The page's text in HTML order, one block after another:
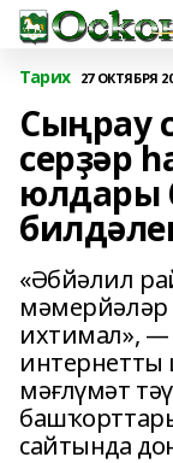
Тарих 27 ОКТЯБРЯ
Сыңрау
серҙәр
юлдары
«Әбйәлил
мәмерйәләр
ихтимал», —
интернетты
мәғлүмәт
сайтында